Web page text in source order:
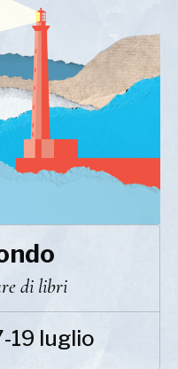
di libri
19 luglio